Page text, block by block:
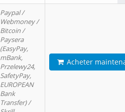
Paypal /
Webmoney /
Bitcoin /
Paysera
(EasyPay,
mBank,
Przelewy24,
SafetyPay,
EUROPEAN
Bank
Transfer) /
Acheter